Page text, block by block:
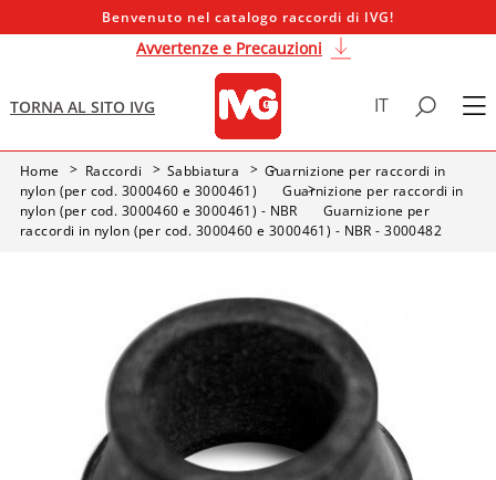
Benvenuto nel catalogo raccordi di IVG!
Avvertenze e Precauzioni
TORNA AL SITO IVG IT
Home Raccordi Sabbiatura
Guarnizione per raccordi in
nylon (per cod. 3000460 e 3000461)
Guarnizione per raccordi in
nylon (per cod. 3000460 e 3000461) - NBR
Guarnizione per
raccordi in nylon (per cod. 3000460 e 3000461) - NBR - 3000482